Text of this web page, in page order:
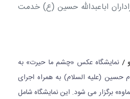
اباعبدالله حسین (ع) خدمت
/ نمایشگاه عکس «چشم ما حیرت» به
(علیه السلام) به همراه اجرای
برگزار می شود. این نمایشگاه شامل